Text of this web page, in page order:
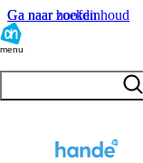
Ga naar hoofdinhoud
Ga naar zoeken
menu